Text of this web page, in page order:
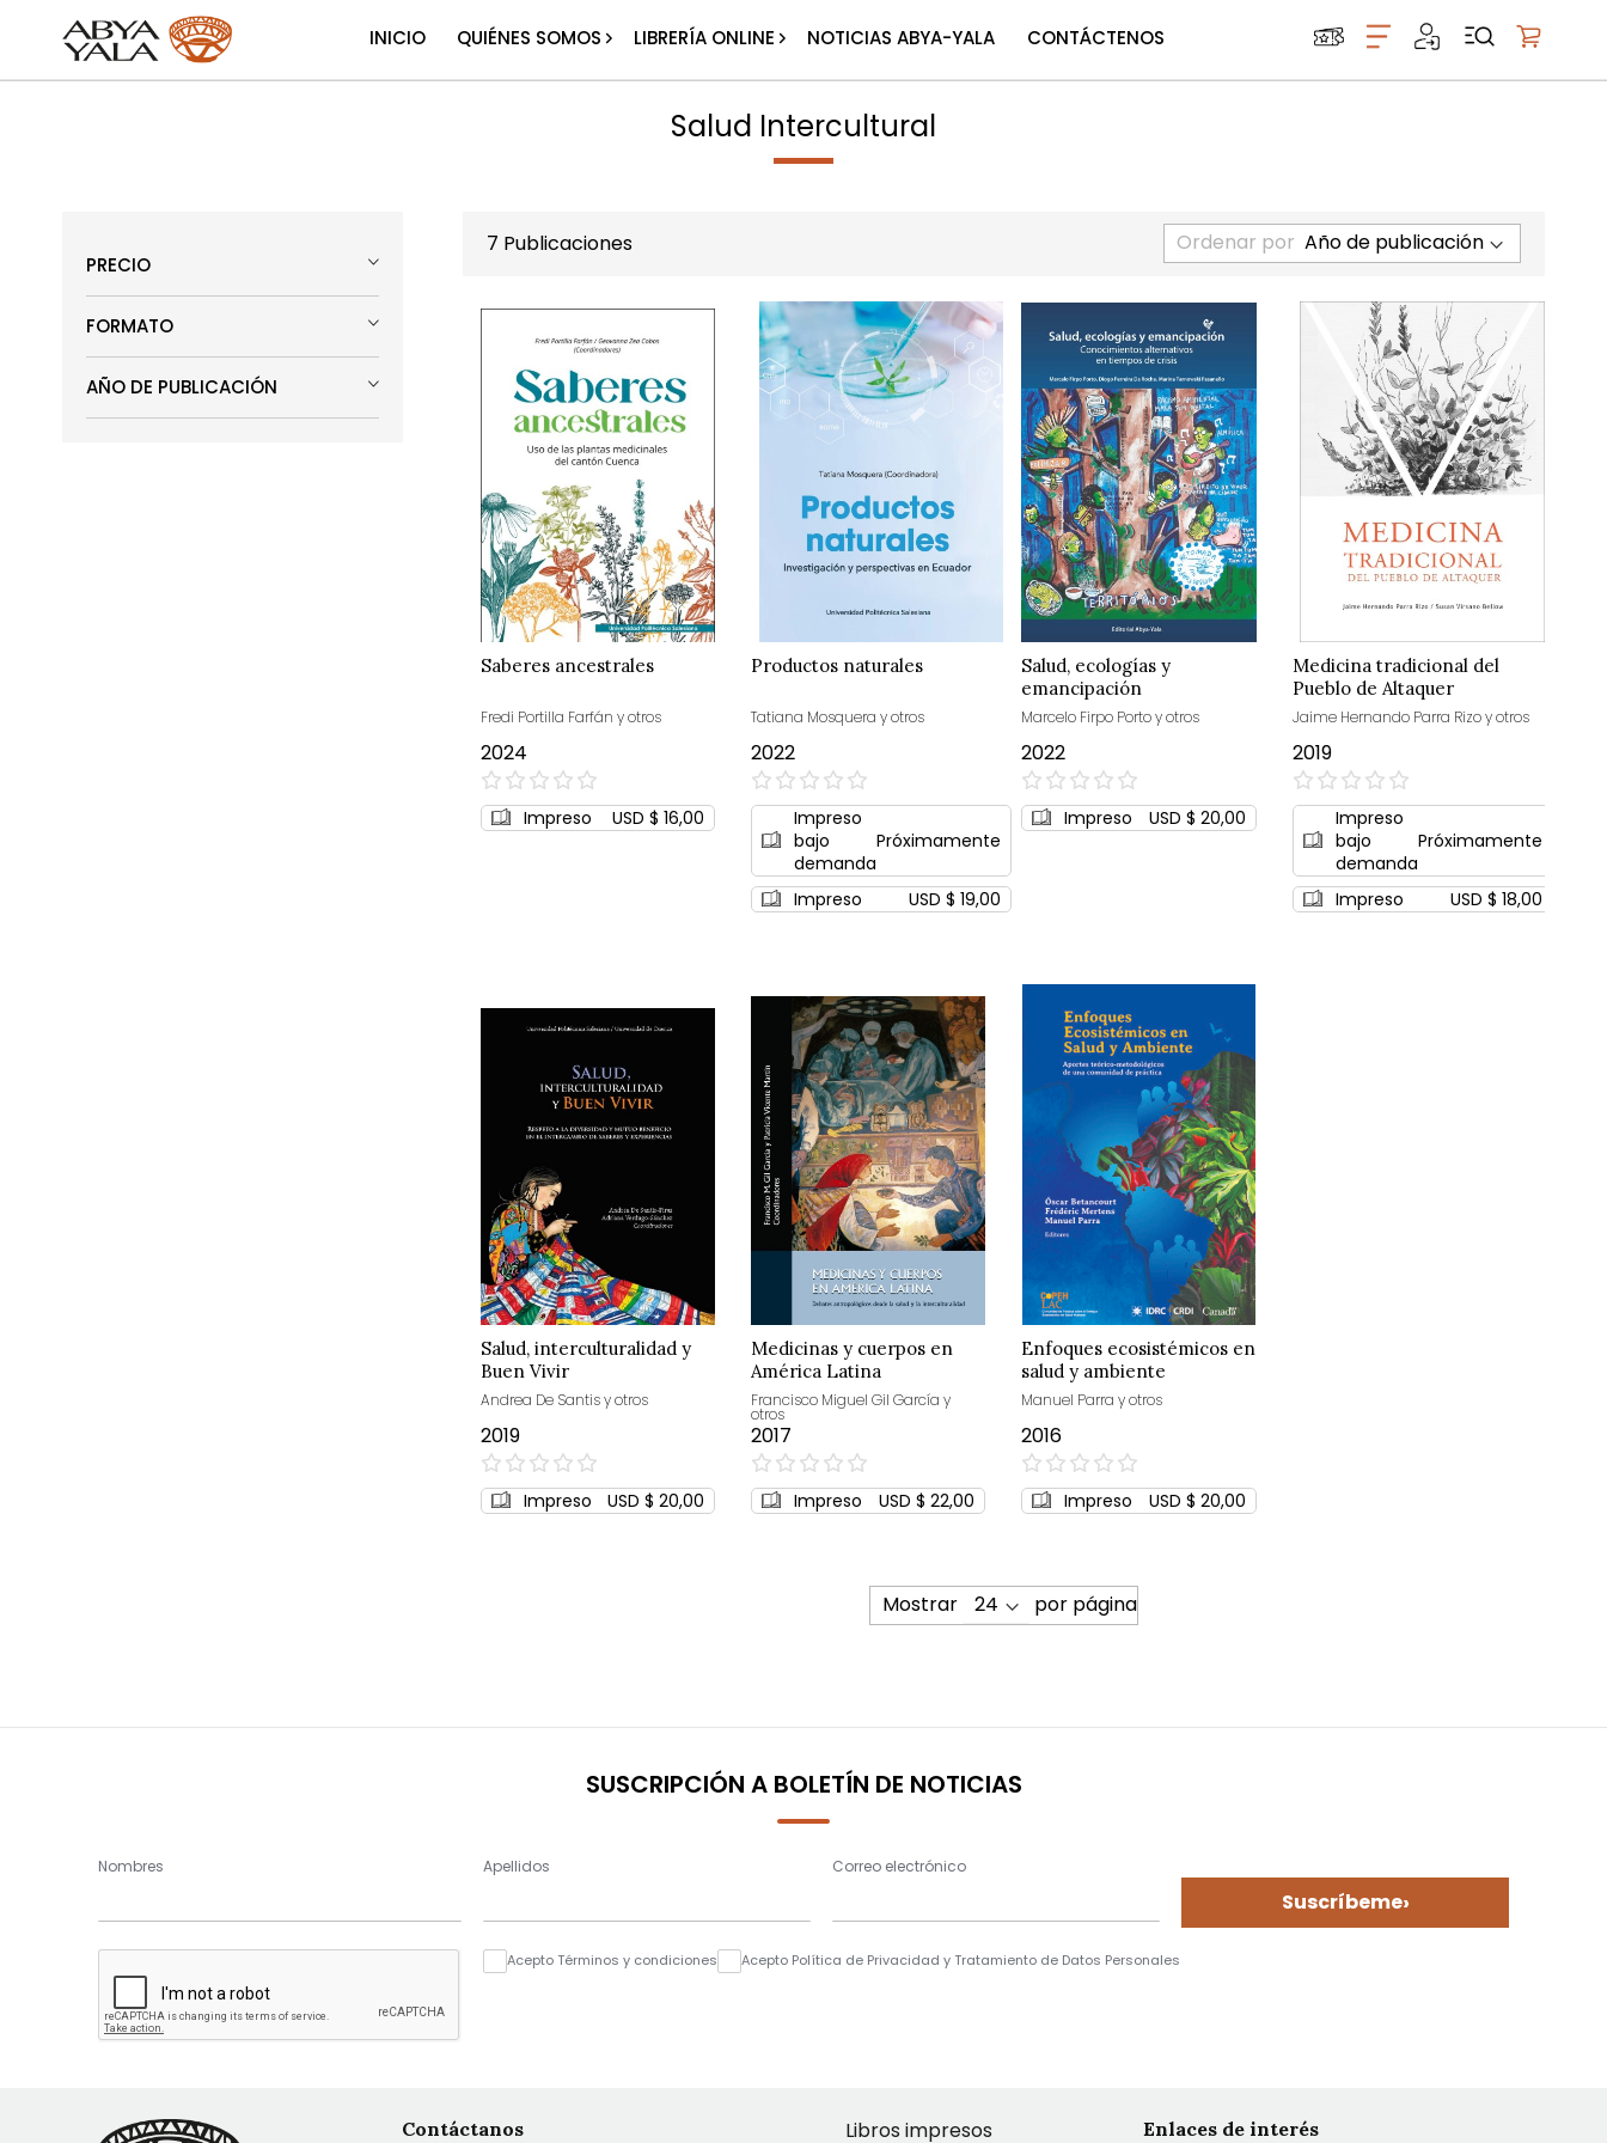
INICIO QUIÉNES SOMOS LIBRERÍA ONLINE NOTICIAS ABYA-YALA CONTÁCTENOS
Salud Intercultural
7 Publicaciones Ordenar por
Saberes ancestrales
Fredi Portilla Farfán y otros
2024
0%
Impreso USD $ 16,00
Productos naturales
Tatiana Mosquera y otros
2022
0%
Impreso
bajo
demanda
Próximamente
Impreso USD $ 19,00
Salud, ecologías y
emancipación
Marcelo Firpo Porto y otros
2022
0%
Impreso USD $ 20,00
Medicina tradicional del
Pueblo de Altaquer
Jaime Hernando Parra Rizo y otros
2019
0%
Impreso
bajo
demanda
Próximamente
Impreso USD $ 18,00
Salud, interculturalidad y
Buen Vivir
Andrea De Santis y otros
2019
0%
Impreso USD $ 20,00
Medicinas y cuerpos en
América Latina
Francisco Miguel Gil García y
otros
2017
0%
Impreso USD $ 22,00
Enfoques ecosistémicos en
salud y ambiente
Manuel Parra y otros
2016
0%
Impreso USD $ 20,00
Mostrar por página
PRECIO
FORMATO
AÑO DE PUBLICACIÓN
SUSCRIPCIÓN A BOLETÍN DE NOTICIAS
Nombres Apellidos Correo electrónico
Suscríbeme›
Acepto Términos y condiciones Acepto Política de Privacidad y Tratamiento de Datos Personales
Contáctanos Libros impresos Enlaces de interés